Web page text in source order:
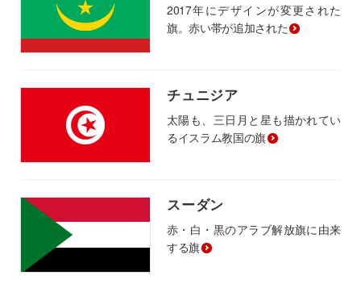
2017年にデザインが変更された
旗。赤い帯が追加された
チュニジア
太陽も、三日月と星も描かれてい
るイスラム教国の旗
スーダン
赤・白・黒のアラブ解放旗に由来
する旗